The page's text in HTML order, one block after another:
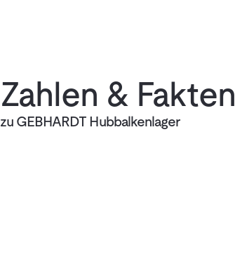
Zahlen & Fakten
zu GEBHARDT Hubbalkenlager